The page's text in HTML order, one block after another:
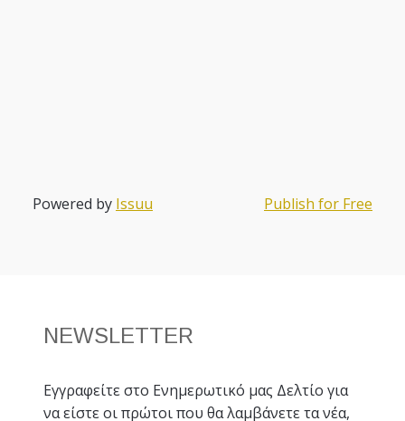
Powered by Issuu Publish for Free
NEWSLETTER
Εγγραφείτε στο Ενημερωτικό μας Δελτίο για
να είστε οι πρώτοι που θα λαμβάνετε τα νέα,